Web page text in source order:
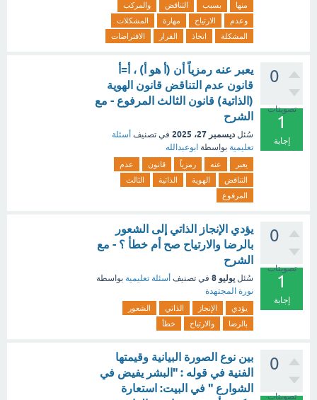
منها
بسبب التناقض
والمركب
وعدم
الارتياح مهارة
المشكلات
المشكلة
اتخاذ القرار الافتراضات
0
تصويتات
1
إجابة
يعبر عنه رمزياً أن (أ هو أ) ، أ=أ
قانون عدم التناقض قانون الهوية
(الذاتية) قانون الثالث المرفوع - مع
الشرح
سُئل ديسمبر 27، 2025 في تصنيف أسئلة
تعليمية بواسطة ابوعبدالله
يعبر عنه رمزياً قانون
عدم
التناقض
الهوية الذاتية
الثالث
المرفوع
0
تصويتات
1
إجابة
‏يؤدي الإنجاز الذاتي إلى الشعور
بالرضا والارتياح صح أم خطأ ؟ - مع
الشرح
سُئل يوليو 8 في تصنيف أسئلة تعليمية بواسطة
نورة المجتهدة
يؤدي الإنجاز الذاتي
الشعور
بالرضا
والارتياح خطأ
0
تصويتات
بين نوع الصورة البيانية وقيمتها
الفنية في قوله : "البشر يفيض في
الشوارع " في البيت: استعارة